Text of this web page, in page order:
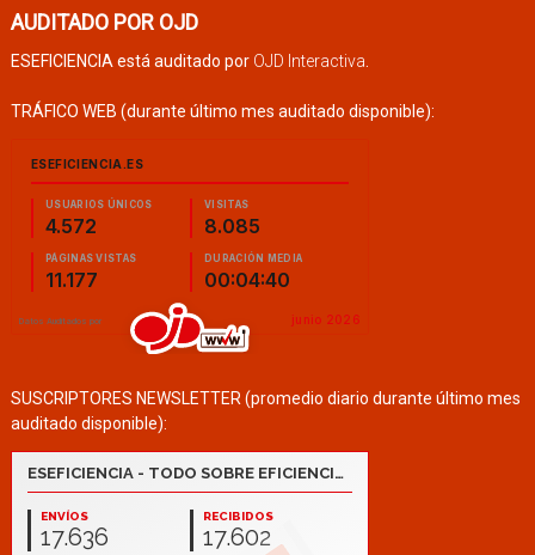
AUDITADO POR OJD
ESEFICIENCIA está auditado por OJD Interactiva
TRÁFICO WEB (durante último mes auditado disponible):
SUSCRIPTORES NEWSLETTER (promedio diario durante último mes
auditado disponible):